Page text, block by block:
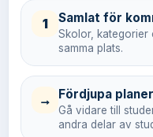
1 Samlat för
Skolor, kategorier
samma plats.
→ Fördjupa
Gå vidare till
andra delar av